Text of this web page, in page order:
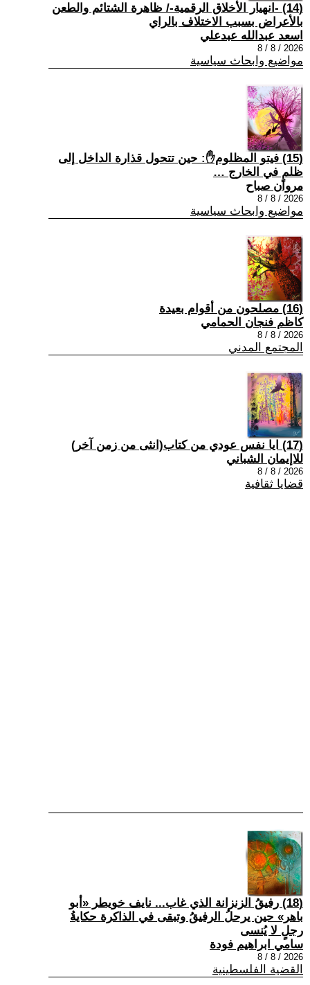
(14) -انهيار الأخلاق الرقمية-/ ظاهرة الشتائم والطعن
بالأعراض بسبب الاختلاف بالراي
اسعد عبدالله عبدعلي
2026 / 8 / 8
مواضيع وابحاث سياسية
(15) فيتو المظلوم✋: حين تتحول قذارة الداخل إلى
ظلمٍ في الخارج …
مروان صباح
2026 / 8 / 8
مواضيع وابحاث سياسية
(16) مصلحون من أقوام بعيدة
كاظم فنجان الحمامي
2026 / 8 / 8
المجتمع المدني
(17) ايا نفس عودي من كتاب(انثى من زمن آخر)
للاإيمان الشباني
2026 / 8 / 8
قضايا ثقافية
(18) رفيقُ الزنزانة الذي غاب... نايف خويطر «أبو
باهر» حين يرحلُ الرفيقُ وتبقى في الذاكرة حكايةُ
رجلٍ لا يُنسى
سامي ابراهيم فودة
2026 / 8 / 8
القضية الفلسطينية